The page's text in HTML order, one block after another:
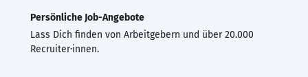
Persönliche Job-Angebote
Lass Dich finden von Arbeitgebern und über 20.000
Recruiter·innen.